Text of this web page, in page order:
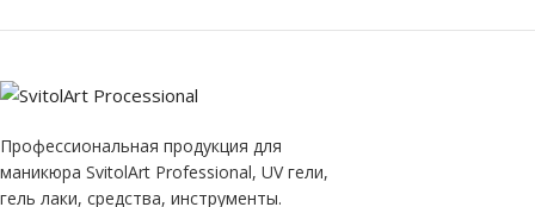
Профессиональная продукция для
маникюра SvitolArt Professional, UV гели,
гель лаки, средства, инструменты.